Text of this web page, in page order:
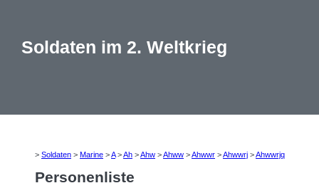
Soldaten im 2. Weltkrieg
> Soldaten > Marine >A>Ah >Ahw >Ahww >Ahwwr >Ahwwrj >Ahwwrjq
Personenliste